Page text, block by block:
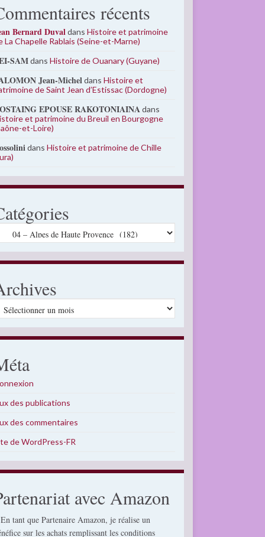
récents
Bernard DuvaldansHistoire et patrimoine
La Chapelle Rablais (Seine-et-Marne)
SAMdansHistoire de Ouanary (Guyane)
Jean-MicheldansHistoire et
de Saint Jean d’Estissac (Dordogne)
EPOUSE RAKOTONIAINAdans
et patrimoine du Breuil en Bourgogne
et-Loire)
dansHistoire et patrimoine de Chille
des publications
des commentaires
de WordPress-FR
avec Amazon
tant que Partenaire Amazon, je réalise un
sur les achats remplissant les conditions